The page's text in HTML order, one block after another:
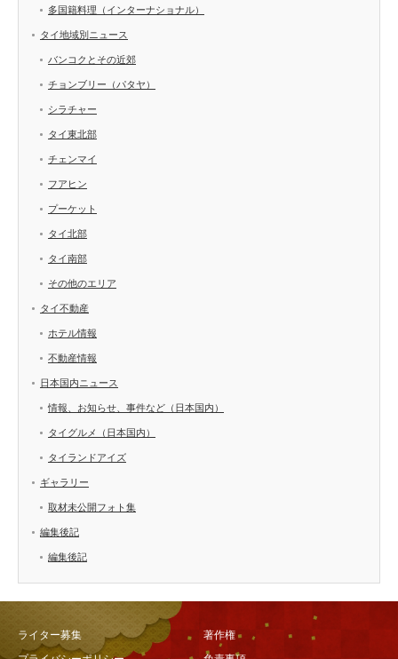
多国籍料理（インターナショナル）
タイ地域別ニュース
バンコクとその近郊
チョンブリー（パタヤ）
シラチャー
タイ東北部
チェンマイ
フアヒン
プーケット
タイ北部
タイ南部
その他のエリア
タイ不動産
ホテル情報
不動産情報
日本国内ニュース
情報、お知らせ、事件など（日本国内）
タイグルメ（日本国内）
タイランドアイズ
ギャラリー
取材未公開フォト集
編集後記
編集後記
ライター募集
著作権